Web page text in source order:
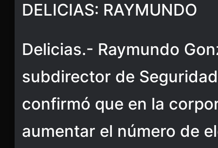
DELICIAS: RAYMUNDO
Delicias.- Raymundo
subdirector de
confirmó que en la
aumentar el número de